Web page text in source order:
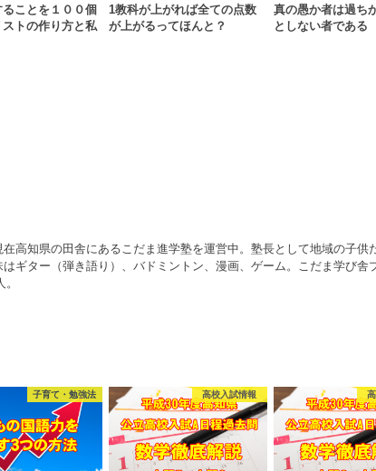
ことを１００個
トの作り方と私
1教科が上がれば全ての点数
が上がるってほんと？
真の愚か者は過ち
としない者である
高知県の田舎にあるこだま進学塾を運営中。塾長として地域の子供
ギター（弾き語り）、バドミントン、漫画、ゲーム。こだま学び舎
子育て・勉強法 高校入試情報